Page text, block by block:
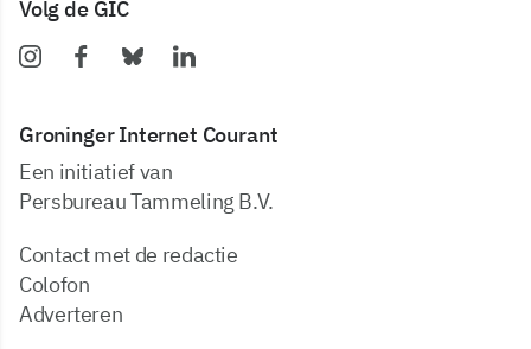
Volg de GIC
Groninger Internet Courant
Een initiatief van
Persbureau Tammeling B.V.
Contact met de redactie
Colofon
Adverteren